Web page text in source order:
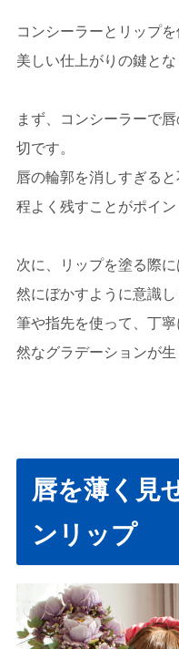
コンシーラーとリップ
美しい仕上がりの鍵とな
まず、コンシーラーで
切です。
唇の輪郭を消しすぎる
程よく残すことがポイン
次に、リップを塗る際
然にぼかすように意識し
筆や指先を使って、丁
然なグラデーションが生
唇を薄く見
ンリップ